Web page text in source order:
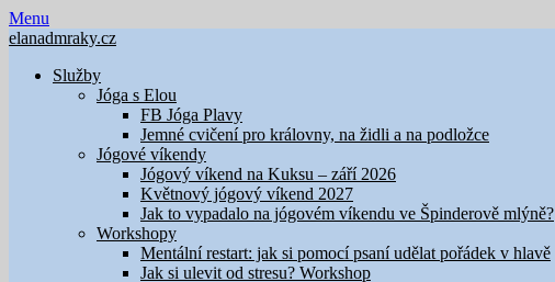
Skip
to
Menu
elanadmraky.cz
Služby
Jóga s Elou
FB Jóga Plavy
Jemné cvičení pro královny, na židli a na podložce
Jógové víkendy
Jógový víkend na Kuksu – září 2026
Květnový jógový víkend 2027
Jak to vypadalo na jógovém víkendu ve Špinderově mlýně?
Workshopy
Mentální restart: jak si pomocí psaní udělat pořádek v hlavě
Jak si ulevit od stresu? Workshop